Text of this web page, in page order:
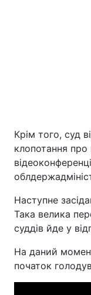
Крім того, суд
клопотання
Наступне
Така велика
суддів йде у
На даний
початок